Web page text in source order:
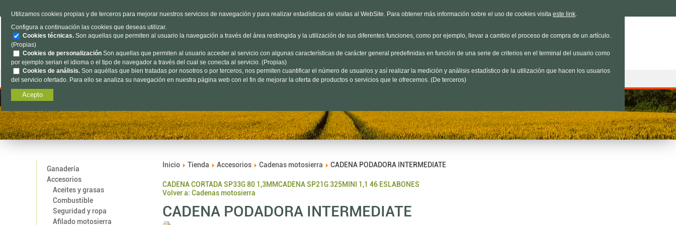
Ganadería Accesorios Agrícola Ofertas Jardín Forestal
Ganadería
Accesorios
Aceites y grasas
Combustible
Seguridad y ropa
Afilado motosierra
Inicio Tienda Accesorios Cadenas motosierra CADENA PODADORA INTERMEDIATE
CADENA CORTADA SP33G 80 1,3MMCADENA SP21G 325MINI 1,1 46 ESLABONES
Volver a: Cadenas motosierra
CADENA PODADORA INTERMEDIATE
Utilizamos cookies propias y de terceros para mejorar nuestros servicios de navegación y para realizar estadísticas de visitas al WebSite. Para obtener más información sobre el uso de cookies visita este link.
Configura a continuación las cookies que deseas utilizar.
Cookies técnicas. Son aquellas que permiten al usuario la navegación a través del área restringida y la utilización de sus diferentes funciones, como por ejemplo, llevar a cambio el proceso de compra de un artículo.
(Propias)
Cookies de personalización Son aquellas que permiten al usuario acceder al servicio con algunas características de carácter general predefinidas en función de una serie de criterios en el terminal del usuario como
por ejemplo serian el idioma o el tipo de navegador a través del cual se conecta al servicio. (Propias)
Cookies de análisis. Son aquéllas que bien tratadas por nosotros o por terceros, nos permiten cuantificar el número de usuarios y así realizar la medición y análisis estadístico de la utilización que hacen los usuarios
del servicio ofertado. Para ello se analiza su navegación en nuestra página web con el fin de mejorar la oferta de productos o servicios que le ofrecemos. (De terceros)
Acepto